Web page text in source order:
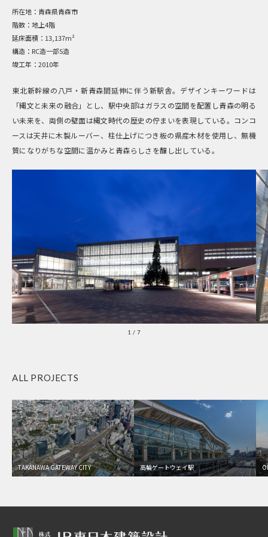
所在地： 青森県青森市
階数： 地上4階
延床面積： 13,137m²
構造： RC造一部S造
竣工年： 2010年
東北新幹線の八戸・新青森間延伸に伴う新駅舎。デザインキーワードは
「縄文と未来の融合」とし、駅中央部はガラスの空間を配置し青森の明る
い未来を、両側の壁面は縄文時代の歴史の佇まいを表現している。コンコ
ースは天井に木製ルーバー、柱仕上げにつき板の県産木材を使用し、無機
質になりがちな空間に温かみと青森らしさを醸し出している。
1 / 7
ALL PROJECTS
TAKANAWA GATEWAY CITY 高輪ゲートウェイ駅